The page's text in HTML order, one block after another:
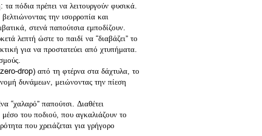
πόδια πρέπει να λειτουργούν φυσικά.
την ισορροπία και
στενά παπούτσια εμποδίζουν.
λεπτή ώστε το παιδί να “διαβάζει” το
για να προστατεύει από χτυπήματα.
drop) από τη φτέρνα στα δάχτυλα, το
δυνάμεων, μειώνοντας την πίεση
“χαλαρό” παπούτσι. Διαθέτει
του ποδιού, που αγκαλιάζουν το
που χρειάζεται για γρήγορο